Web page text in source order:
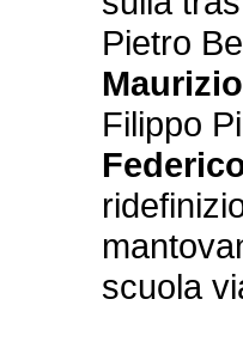
Pietro
Filippo
scuola